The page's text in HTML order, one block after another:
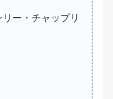
ー・チャップリ